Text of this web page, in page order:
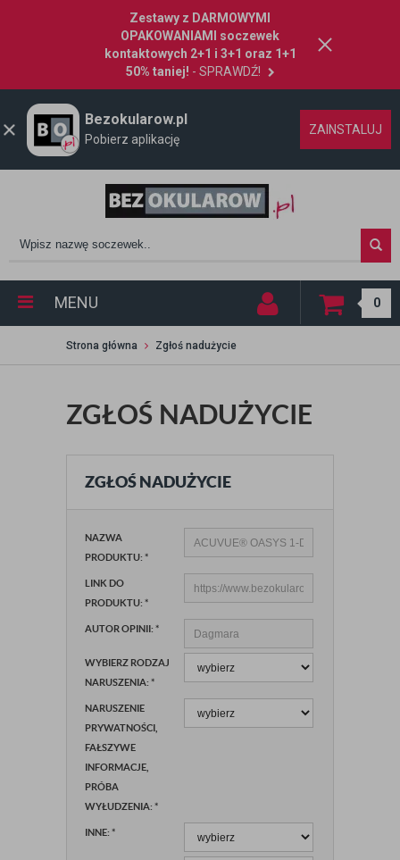
Zestawy z DARMOWYMI
OPAKOWANIAMI soczewek
kontaktowych 2+1 i 3+1 oraz 1+1
50% taniej! - SPRAWDŹ!
Bezokularow.pl
Pobierz aplikację
ZAINSTALUJ
MENU 0
Strona główna Zgłoś nadużycie
ZGŁOŚ NADUŻYCIE
ZGŁOŚ NADUŻYCIE
NAZWA
PRODUKTU: *
LINK DO
PRODUKTU: *
AUTOR OPINII: *
WYBIERZ RODZAJ
NARUSZENIA: *
NARUSZENIE
PRYWATNOŚCI,
FAŁSZYWE
INFORMACJE,
PRÓBA
WYŁUDZENIA: *
INNE: *